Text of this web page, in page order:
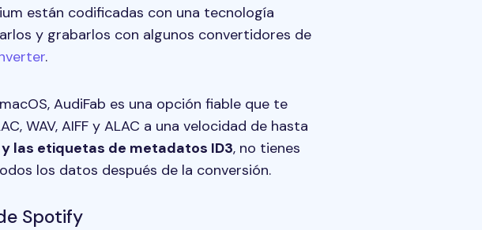
están codificadas con una tecnología
y grabarlos con algunos convertidores de
.
AudiFab es una opción fiable que te
WAV, AIFF y ALAC a una velocidad de hasta
las etiquetas de metadatos ID3, no tienes
los datos después de la conversión.
Spotify